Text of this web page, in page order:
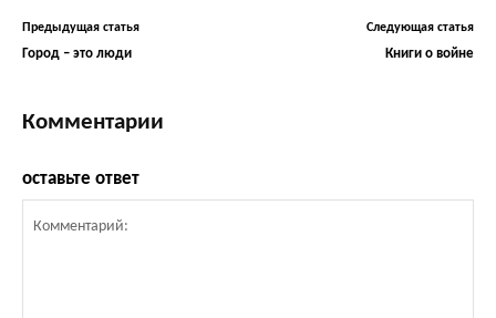
Предыдущая статья
Город – это люди
Следующая статья
Книги о войне
Комментарии
оставьте ответ